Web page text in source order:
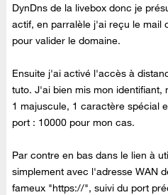
DynDns de la livebox donc je
actif, en parralèle j'ai reçu le mail
pour valider le domaine.
Ensuite j'ai activé l'accès à
tuto. J'ai bien mis mon identifiant,
1 majuscule, 1 caractère spécial
port : 10000 pour mon cas.
Par contre en bas dans le lien à
simplement avec l'adresse WAN
fameux "https://", suivi du port